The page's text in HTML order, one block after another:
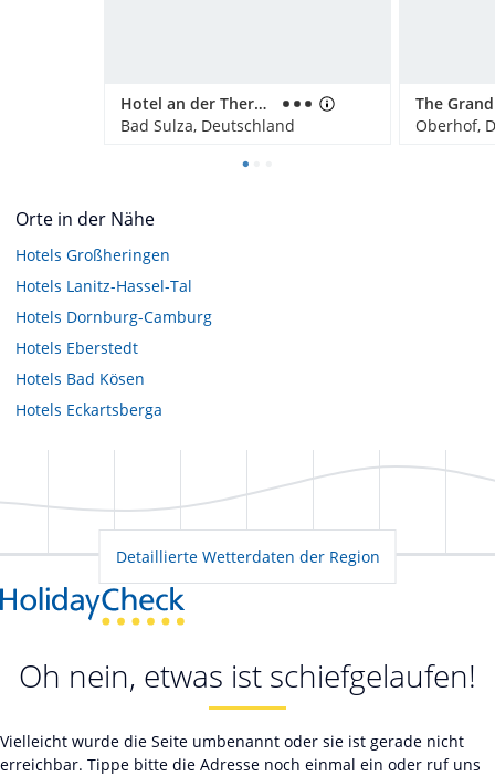
Hotel an der Therme
Bad Sulza, Deutschland
Oberhof,
Orte in der Nähe
Hotels Großheringen
Hotels Lanitz-Hassel-Tal
Hotels Dornburg-Camburg
Hotels Eberstedt
Hotels Bad Kösen
Hotels Eckartsberga
Detaillierte Wetterdaten der Region
Oh nein, etwas ist schiefgelaufen!
Vielleicht wurde die Seite umbenannt oder sie ist gerade nicht
erreichbar. Tippe bitte die Adresse noch einmal ein oder ruf uns